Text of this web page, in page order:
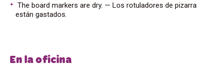
The board markers are dry. — Los rotuladores de pizarra
están gastados.
En la oficina